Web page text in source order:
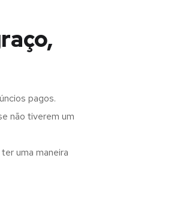
pagos.
não tiverem um
uma maneira